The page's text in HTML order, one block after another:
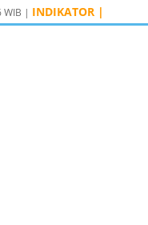
WIB | INDIKATOR |